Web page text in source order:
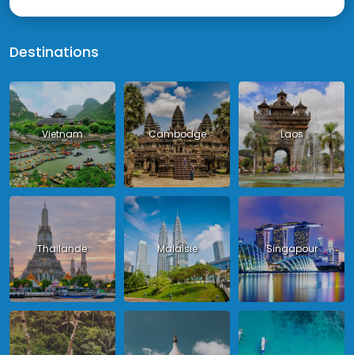
Destinations
Vietnam Cambodge Laos
Thailande Malaisie Singapour